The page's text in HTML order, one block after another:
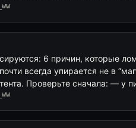
6 причин, которые
всегда упирается не в
Проверьте сначала: — у